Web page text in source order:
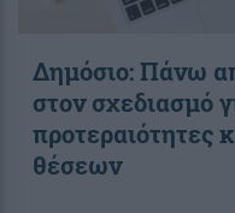
Δημόσιο: Πάνω
στον σχεδιασμό
προτεραιότητες
θέσεων